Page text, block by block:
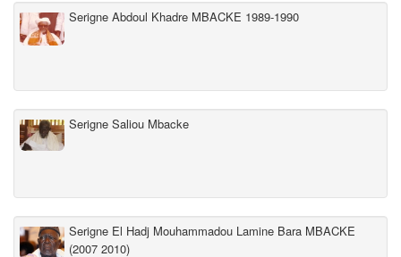
Serigne Abdoul Khadre MBACKE 1989-1990
Serigne Saliou Mbacke
Serigne El Hadj Mouhammadou Lamine Bara MBACKE
(2007 2010)